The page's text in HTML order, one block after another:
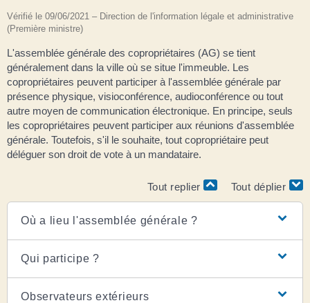
Vérifié le 09/06/2021 – Direction de l'information légale et administrative
(Première ministre)
L'assemblée générale des copropriétaires (AG) se tient
généralement dans la ville où se situe l'immeuble. Les
copropriétaires peuvent participer à l'assemblée générale par
présence physique, visioconférence, audioconférence ou tout
autre moyen de communication électronique. En principe, seuls
les copropriétaires peuvent participer aux réunions d'assemblée
générale. Toutefois, s'il le souhaite, tout copropriétaire peut
déléguer son droit de vote à un mandataire.
Tout replier Tout déplier
Où a lieu l'assemblée générale ?
Qui participe ?
Observateurs extérieurs